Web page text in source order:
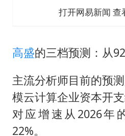
打开网易新闻 查
高盛的三档预测：从
主流分析师目前的预
模云计算企业资本开
对应增速从2026年
22%。